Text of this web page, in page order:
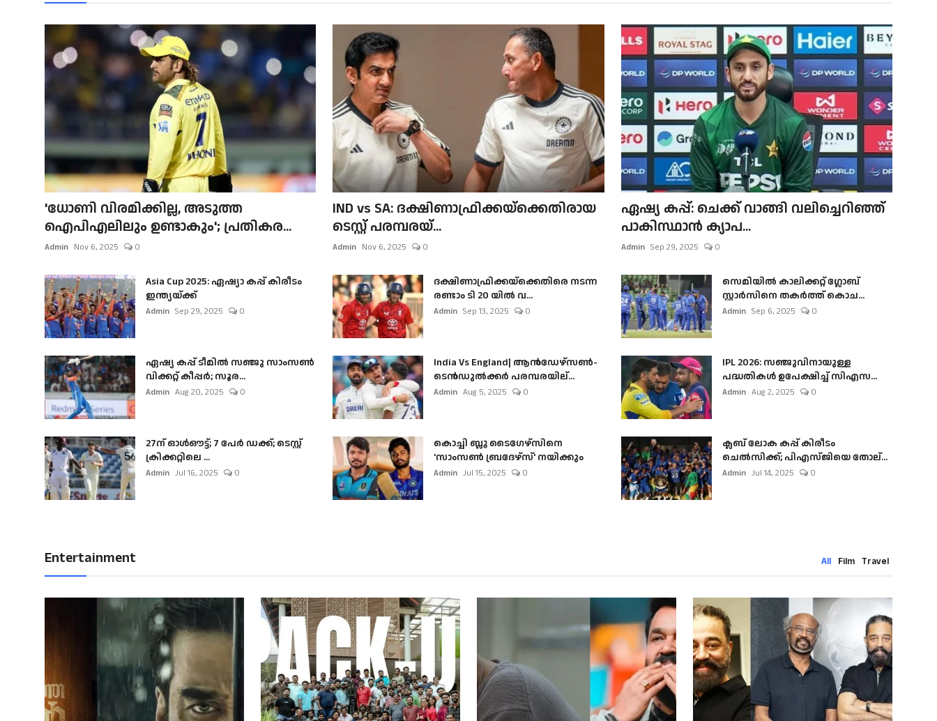
'ധോണി വിരമിക്കില്ല, അടുത്ത
ഐപിഎലിലും ഉണ്ടാകും'; പ്രതികര...
Admin Nov 6, 2025 0
IND vs SA: ദക്ഷിണാഫ്രിക്കയ്‌ക്കെതിരായ
ടെസ്റ്റ് പരമ്പരയ്...
Admin Nov 6, 2025 0
ഏഷ്യ കപ്പ്: ചെക്ക് വാങ്ങി വലിച്ചെറിഞ്ഞ്
പാകിസ്ഥാൻ ക്യാപ...
Admin Sep 29, 2025 0
Asia Cup 2025: ഏഷ്യാ കപ്പ് കിരീടം
ഇന്ത്യയ്ക്ക്
Admin Sep 29, 2025 0
ദക്ഷിണാഫ്രിക്കയ്‌ക്കെതിരെ നടന്ന
രണ്ടാം ടി 20 യിൽ വ...
Admin Sep 13, 2025 0
സെമിയിൽ കാലിക്കറ്റ് ഗ്ലോബ്
സ്റ്റാർസിനെ തകർത്ത് കൊച...
Admin Sep 6, 2025 0
ഏഷ്യ കപ്പ് ടീമിൽ സഞ്ജു സാംസൺ
വിക്കറ്റ് കീപ്പർ; സൂര...
Admin Aug 20, 2025 0
India Vs England| ആൻഡേഴ്സൺ-
ടെൻഡുല്‍ക്കർ പരമ്പരയില്...
Admin Aug 5, 2025 0
IPL 2026: സഞ്ജുവിനായുള്ള
പദ്ധതികൾ ഉപേക്ഷിച്ച് സിഎസ...
Admin Aug 2, 2025 0
27ന് ഓൾഔട്ട്; 7 പേർ ഡക്ക്; ടെസ്റ്റ്
ക്രിക്കറ്റിലെ ...
Admin Jul 16, 2025 0
കൊച്ചി ബ്ലൂ ടൈഗേഴ്സിനെ
'സാംസൺ ബ്രദേഴ്സ്' നയിക്കും
Admin Jul 15, 2025 0
ക്ലബ് ലോക കപ്പ് കിരീടം
ചെല്‍സിക്ക്; പിഎസ്ജിയെ തോല്...
Admin Jul 14, 2025 0
Entertainment All Film Travel